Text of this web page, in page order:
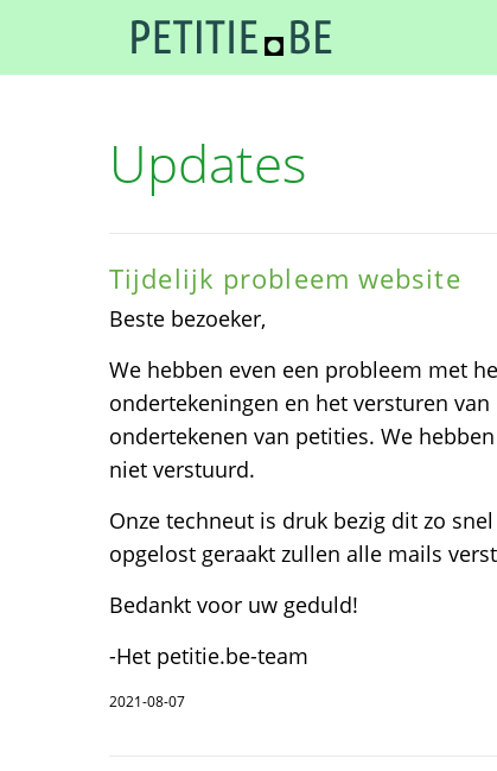
Updates
Tijdelijk probleem website
Beste bezoeker,
We hebben even een probleem met
ondertekeningen en het versturen
ondertekenen van petities. We
niet verstuurd.
Onze techneut is druk bezig dit zo
opgelost geraakt zullen alle mails
Bedankt voor uw geduld!
-Het petitie.be-team
2021-08-07